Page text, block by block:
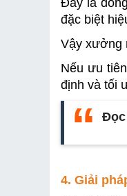
Đây là
đặc biệt
Vậy xưởng
Nếu ưu
định và tối
Đọc
4. Giải